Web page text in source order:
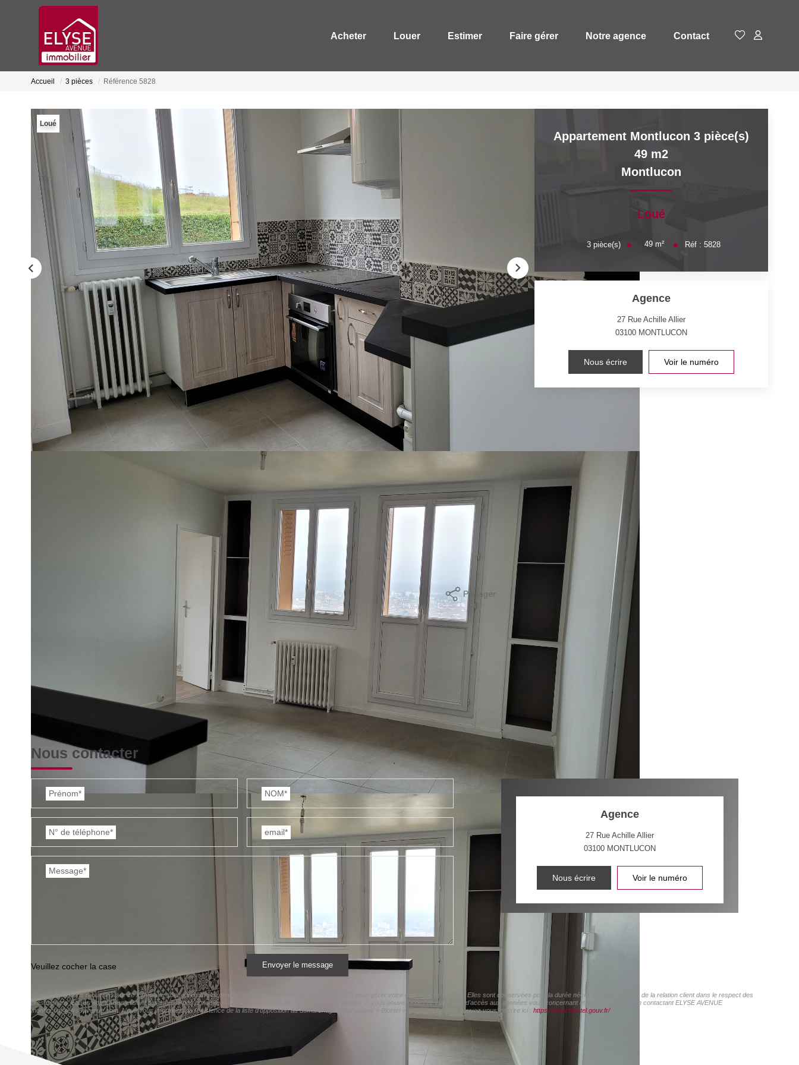
Acheter Louer Estimer Faire gérer Notre agence Contact
Accueil 3 pièces Référence 5828
Loué
appartement entièrement refait pas de travaux à prévoir! au calme offrant une
cuisine équipée ouverte sur séjour très lumineux avec une splendide vue dégagée. 2 chambres dont une avec placard, une
Imprimer Partager
Appartement Montlucon 3 pièce(s)
49 m2
Montlucon
Loué
3 pièce(s) 49 m² Réf : 5828
Agence
27 Rue Achille Allier
03100 MONTLUCON
Nous écrire Voir le numéro
Nous contacter
Prénom* NOM*
N° de téléphone* email*
Message*
Veuillez cocher la case Envoyer le message
Agence
27 Rue Achille Allier
03100 MONTLUCON
Nous écrire Voir le numéro
« Les informations recueillies sur ce formulaire sont enregistrées dans un fichier informatisé par ELYSE AVENUE pour gérer votre demande de contact. Elles sont conservées pour la durée nécessaire à la gestion de la relation client dans le respect des
prescriptions légales applicables et sont destinées à nos conseillers Conformément à la loi « informatique et libertés », vous pouvez exercer votre droit d'accès aux données vous concernant et les faire rectifier en contactant ELYSE AVENUE
montlucon@elyseavenue.com. Nous vous informons de l'existence de la liste d'opposition au démarchage téléphonique « Bloctel », sur laquelle vous pouvez vous inscrire ici : https://www.bloctel.gouv.fr/»